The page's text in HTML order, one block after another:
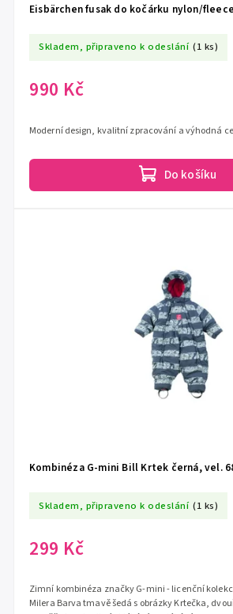
Eisbärchen fusak do kočárku nylon/
Skladem, připraveno k odeslání (1 ks)
990 Kč
Do košíku
Moderní design, kvalitní zpracování a výhodná
Kombinéza G-mini Bill Krtek černá, vel.
Skladem, připraveno k odeslání (1 ks)
299 Kč
Zimní kombinéza značky G-mini - licenční
Milera Barva tmavě šedá s obrázky Krtečka,